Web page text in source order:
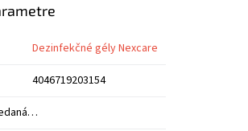
Dezinfekčné gély Nexcare
4046719203154